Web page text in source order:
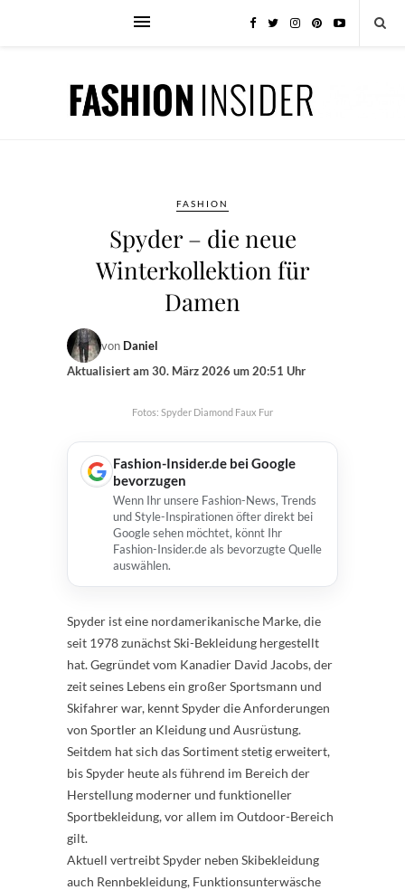
FASHION
Spyder – die neue
Winterkollektion für
Damen
von Daniel
Aktualisiert am30. März 2026 um 20:51 Uhr
Fotos: Spyder Diamond Faux Fur
Fashion-Insider.de bei Google
bevorzugen
Wenn Ihr unsere Fashion-News, Trends
und Style-Inspirationen öfter direkt bei
Google sehen möchtet, könnt Ihr
Fashion-Insider.de als bevorzugte Quelle
auswählen.
Spyder ist eine nordamerikanische Marke, die
seit 1978 zunächst Ski-Bekleidung hergestellt
hat. Gegründet vom Kanadier David Jacobs, der
zeit seines Lebens ein großer Sportsmann und
Skifahrer war, kennt Spyder die Anforderungen
von Sportler an Kleidung und Ausrüstung.
Seitdem hat sich das Sortiment stetig erweitert,
bis Spyder heute als führend im Bereich der
Herstellung moderner und funktioneller
Sportbekleidung, vor allem im Outdoor-Bereich
gilt.
Aktuell vertreibt Spyder neben Skibekleidung
auch Rennbekleidung, Funktionsunterwäsche